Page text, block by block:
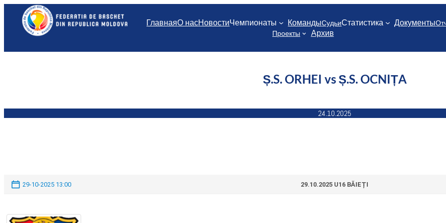
Перейти
содержимому
ГлавнаяО насНовостиЧемпионаты КомандыСудьиСтатистика Документы
Проекты
Архив
Ș.S. ORHEI vs Ș.S. OCNIȚA
24.10.2025
29-10-2025 13:00 29.10.2025 U16 BĂIEȚI